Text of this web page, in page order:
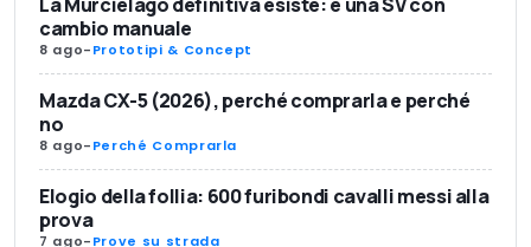
cambio manuale
8 ago-Prototipi & Concept
Mazda CX-5 (2026), perché comprarla e perché
no
8 ago-Perché Comprarla
Elogio della follia: 600 furibondi cavalli messi alla
prova
7 ago-Prove su strada